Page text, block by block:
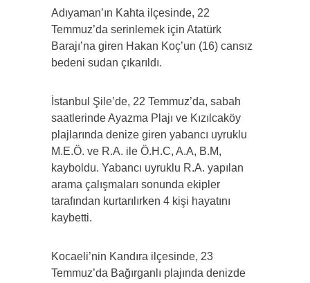
Adıyaman’ın Kahta ilçesinde, 22
Temmuz’da serinlemek için Atatürk
Barajı’na giren Hakan Koç’un (16) cansız
bedeni sudan çıkarıldı.
İstanbul Şile’de, 22 Temmuz’da, sabah
saatlerinde Ayazma Plajı ve Kızılcaköy
plajlarında denize giren yabancı uyruklu
M.E.Ö. ve R.A. ile Ö.H.C, A.A, B.M,
kayboldu. Yabancı uyruklu R.A. yapılan
arama çalışmaları sonunda ekipler
tarafından kurtarılırken 4 kişi hayatını
kaybetti.
Kocaeli’nin Kandıra ilçesinde, 23
Temmuz’da Bağırganlı plajında denizde